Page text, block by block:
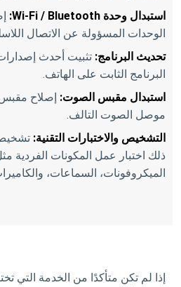
استبدال وحدة Wi-Fi / Bluetooth:
الوحدات المسؤولة عن الاتصال
تحديث البرنامج: تثبيت أحدث
البرنامج الثابت على الهاتف.
استبدال مقبس الصوت: إصلاح
موصل الصوت التالف.
التشخيص والاختبارات التقنية:
ذلك اختبار عمل المكونات الفردية
الميكروفونات، السماعات،
إذا لم تكن متأكدًا من الخدمة التي